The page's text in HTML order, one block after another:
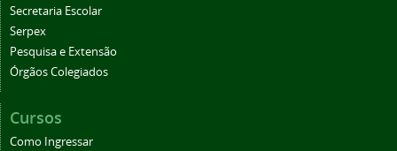
Secretaria Escolar
Serpex
Pesquisa e Extensão
Órgãos Colegiados
Cursos
Como Ingressar